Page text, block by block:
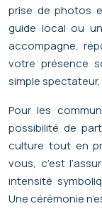
prise de photos
guide local ou
accompagne,
votre présence
simple
Pour les
possibilité de
culture tout en
vous, c’est
intensité
Une cérémonie